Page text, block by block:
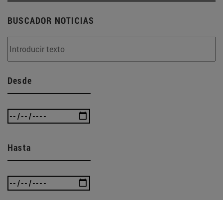
BUSCADOR NOTICIAS
Desde
Hasta